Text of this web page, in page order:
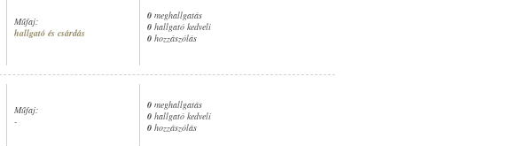
Műfaj:
hallgató és csárdás
0 meghallgatás
0 hallgató kedveli
0 hozzászólás
Műfaj:
-
0 meghallgatás
0 hallgató kedveli
0 hozzászólás